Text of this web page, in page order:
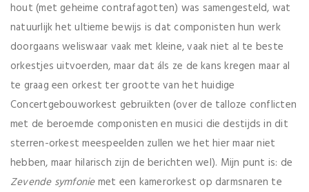
hout (met geheime contrafagotten) was samengesteld, wat
natuurlijk het ultieme bewijs is dat componisten hun werk
doorgaans weliswaar vaak met kleine, vaak niet al te beste
orkestjes uitvoerden, maar dat áls ze de kans kregen maar al
te graag een orkest ter grootte van het huidige
Concertgebouworkest gebruikten (over de talloze conflicten
met de beroemde componisten en musici die destijds in dit
sterren-orkest meespeelden zullen we het hier maar niet
hebben, maar hilarisch zijn de berichten wel). Mijn punt is: de
Zevende symfoniemet een kamerorkest op darmsnaren te